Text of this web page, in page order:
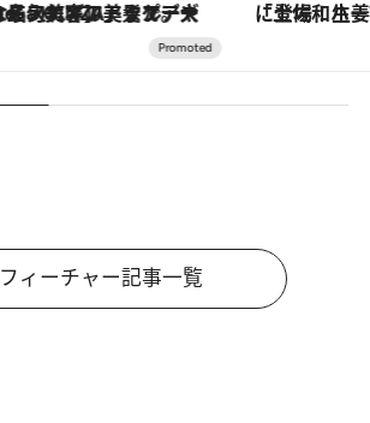
「土佐和ハーブかき氷」がOMO7高知に登場！生姜、山椒、大葉など目にも舌にも涼を呼ぶ郷土の味
フィーチャー記事一覧